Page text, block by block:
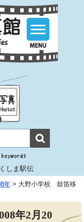
しま駅伝
年 > 大野小学校 鼓笛移
年2月20